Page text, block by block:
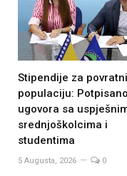
Stipendije za
populaciju:
ugovora sa
srednjoškolcima i
studentima
5 Augusta, 2026 0